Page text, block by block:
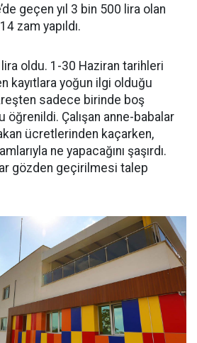
geçen yıl 3 bin 500 lira olan
zam yapıldı.
oldu. 1-30 Haziran tarihleri
kayıtlara yoğun ilgi olduğu
sadece birinde boş
öğrenildi. Çalışan anne-babalar
ücretlerinden kaçarken,
ne yapacağını şaşırdı.
gözden geçirilmesi talep